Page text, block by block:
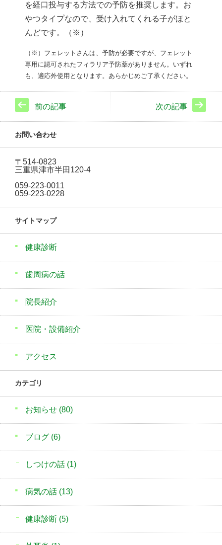
を経口投与する方法での予防を推奨します。お
やつタイプなので、受け入れてくれる子がほと
んどです。（※）
（※）フェレットさんは、予防が必要ですが、フェレット
専用に認可されたフィラリア予防薬がありません。いずれ
も、適応外使用となります。あらかじめご了承ください。
前の記事 次の記事
お問い合わせ
〒514-0823
三重県津市半田120-4
059-223-0011
059-223-0228
サイトマップ
健康診断
歯周病の話
院長紹介
医院・設備紹介
アクセス
カテゴリ
お知らせ (80)
ブログ (6)
しつけの話 (1)
病気の話 (13)
健康診断 (5)